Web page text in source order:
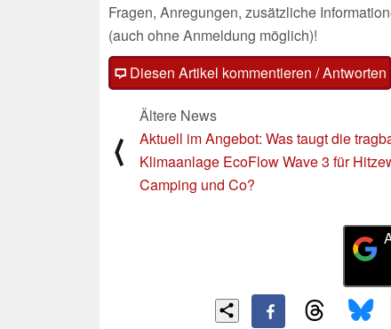
Fragen, Anregungen, zusätzliche
(auch ohne Anmeldung möglich)!
Diesen Artikel kommentieren / Antworten
⟨
Ältere News
Aktuell im Angebot: Was taugt die
Klimaanlage EcoFlow Wave 3 für
Camping und Co?